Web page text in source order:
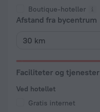
Boutique-hoteller
Afstand fra bycentrum
Faciliteter og tjenester
Ved hotellet
Gratis internet